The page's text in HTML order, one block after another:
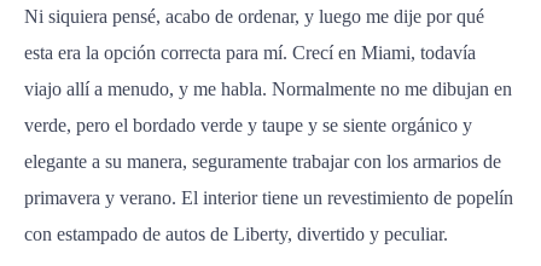
Ni siquiera pensé, acabo de ordenar, y luego me dije por qué
esta era la opción correcta para mí. Crecí en Miami, todavía
viajo allí a menudo, y me habla. Normalmente no me dibujan en
verde, pero el bordado verde y taupe y se siente orgánico y
elegante a su manera, seguramente trabajar con los armarios de
primavera y verano. El interior tiene un revestimiento de popelín
con estampado de autos de Liberty, divertido y peculiar.